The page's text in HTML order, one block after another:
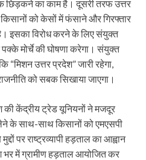
छिड़कने का काम है। दूसरी तरफ उत्तर
को केसों में फंसाने और गिरफ्तार
इसका विरोध करने के लिए संयुक्त
मोर्चे की घोषणा करेगा। संयुक्त
“मिशन उत्तर प्रदेश” जारी रहेगा,
को सबक सिखाया जाएगा।
केंद्रीय ट्रेड यूनियनों ने मजदूर
के साथ-साथ किसानों को एमएसपी
पर राष्ट्रव्यापी हड़ताल का आह्वान
भर में ग्रामीण हड़ताल आयोजित कर